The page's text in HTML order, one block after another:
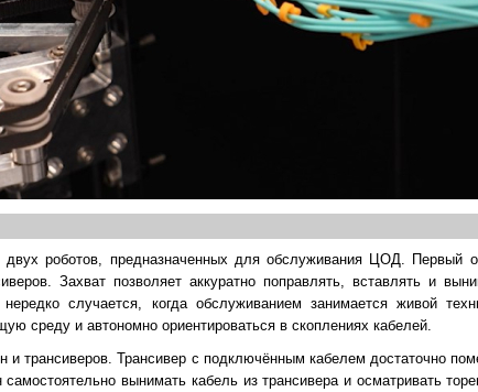
двух роботов, предназначенных для обслуживания ЦОД. Первый
Захват позволяет аккуратно поправлять, вставлять и
случается, когда обслуживанием занимается живой
среду и автономно ориентироваться в скоплениях кабелей.
и трансиверов. Трансивер с подключённым кабелем достаточно
вынимать кабель из трансивера и осматривать